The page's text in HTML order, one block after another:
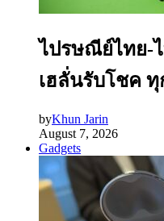
ไปรษณีย์ไทย-
เฮลั่นรับโชค
byKhun Jarin
August 7, 2026
Gadgets